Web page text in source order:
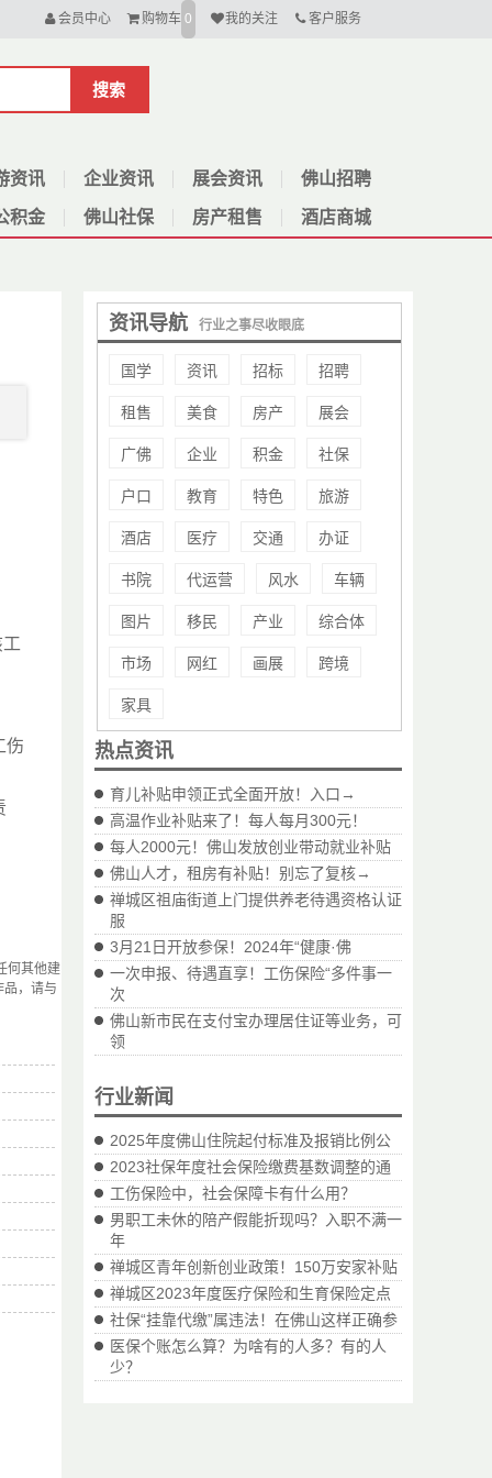
会员中心 购物车 0 我的关注 客户服务
搜索
资讯 企业资讯 展会资讯 佛山招聘
积金 佛山社保 房产租售 酒店商城
资讯导航 行业之事尽收眼底
国学 资讯 招标 招聘
租售 美食 房产 展会
广佛 企业 积金 社保
户口 教育 特色 旅游
酒店 医疗 交通 办证
书院 代运营 风水 车辆
图片 移民 产业 综合体
市场 网红 画展 跨境
家具
热点资讯
育儿补贴申领正式全面开放！入口→
高温作业补贴来了！每人每月300元！
每人2000元！佛山发放创业带动就业补贴
佛山人才，租房有补贴！别忘了复核→
禅城区祖庙街道上门提供养老待遇资格认证
服
3月21日开放参保！2024年“健康·佛
一次申报、待遇直享！工伤保险“多件事一
次
佛山新市民在支付宝办理居住证等业务，可
领
行业新闻
2025年度佛山住院起付标准及报销比例公
2023社保年度社会保险缴费基数调整的通
工伤保险中，社会保障卡有什么用？
男职工未休的陪产假能折现吗？入职不满一
年
禅城区青年创新创业政策！150万安家补贴
禅城区2023年度医疗保险和生育保险定点
社保“挂靠代缴”属违法！在佛山这样正确参
医保个账怎么算？为啥有的人多？有的人
少？
伤
何其他建
品，请与